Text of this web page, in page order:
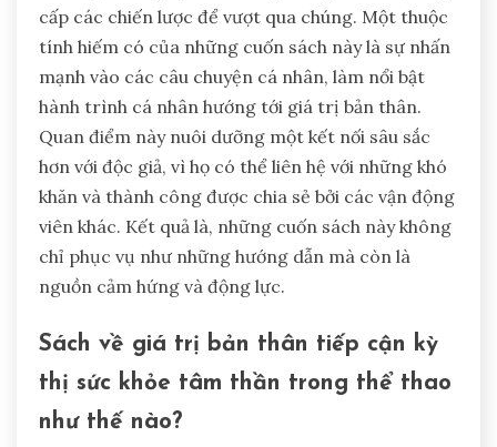
cấp các chiến lược để vượt qua chúng. Một thuộc
tính hiếm có của những cuốn sách này là sự nhấn
mạnh vào các câu chuyện cá nhân, làm nổi bật
hành trình cá nhân hướng tới giá trị bản thân.
Quan điểm này nuôi dưỡng một kết nối sâu sắc
hơn với độc giả, vì họ có thể liên hệ với những khó
khăn và thành công được chia sẻ bởi các vận động
viên khác. Kết quả là, những cuốn sách này không
chỉ phục vụ như những hướng dẫn mà còn là
nguồn cảm hứng và động lực.
Sách về giá trị bản thân tiếp cận kỳ
thị sức khỏe tâm thần trong thể thao
như thế nào?